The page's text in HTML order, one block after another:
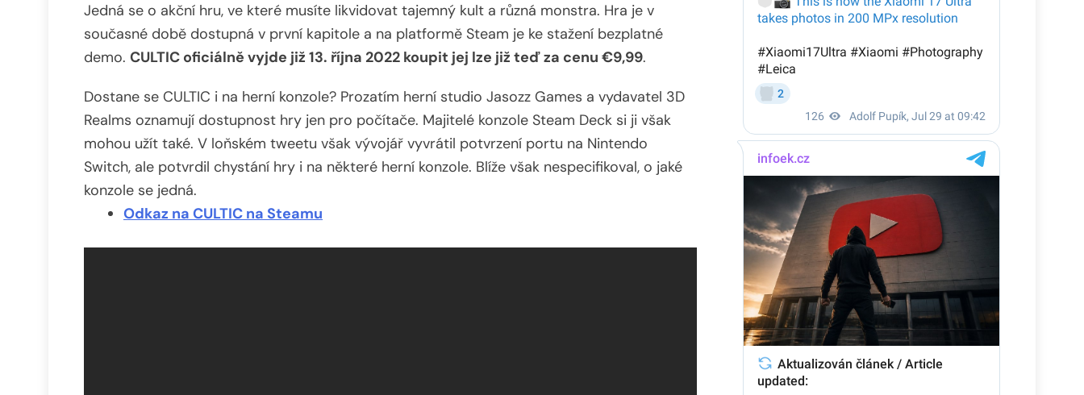
Jedná se o akční hru, ve které musíte likvidovat tajemný kult a různá monstra. Hra je v
současné době dostupná v první kapitole a na platformě Steam je ke stažení bezplatné
demo. CULTIC oficiálně vyjde již 13. října 2022 koupit jej lze již teď za cenu €9,99.
Dostane se CULTIC i na herní konzole? Prozatím herní studio Jasozz Games a vydavatel 3D
Realms oznamují dostupnost hry jen pro počítače. Majitelé konzole Steam Deck si ji však
mohou užít také. V loňském tweetu však vývojář vyvrátil potvrzení portu na Nintendo
Switch, ale potvrdil chystání hry i na některé herní konzole. Blíže však nespecifikoval, o jaké
konzole se jedná.
Odkaz na CULTIC na Steamu